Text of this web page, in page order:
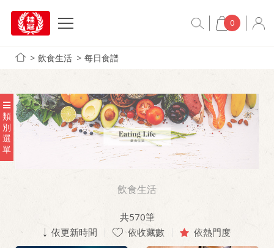
0
飲食生活 每日食譜
類
別
選
單
飲食生活
共570筆
依更新時間
依收藏數 依熱門度